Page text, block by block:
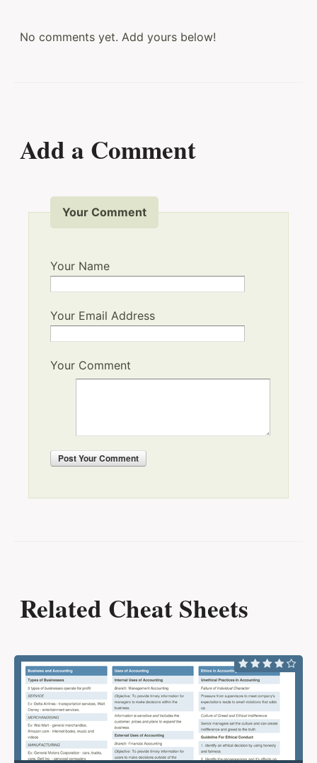
No comments yet. Add yours below!
Add a Comment
Your Comment
Your Name
Your Email Address
Your Comment
PostYour Comment
Related Cheat Sheets